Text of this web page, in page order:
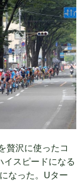
贅沢に使ったコ
イスピードになる
なった。Uター